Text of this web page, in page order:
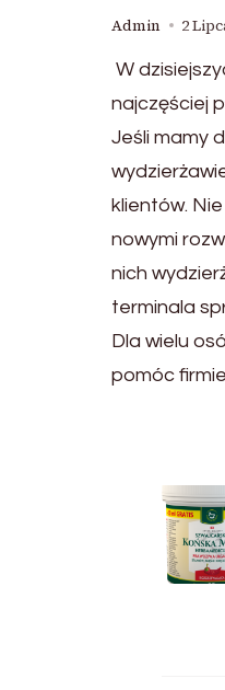
Admin 2
W
najczęściej
Jeśli mamy
klientów.
nowymi
nich
terminala
Dla wielu
pomóc